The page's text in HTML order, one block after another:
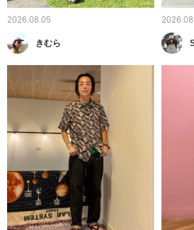
2026.08.05
きむら